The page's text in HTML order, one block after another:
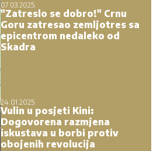
07.03.2025.
"Zatreslo se dobro!" Crnu
Goru zatresao zemljotres sa
epicentrom nedaleko od
Skadra
24.01.2025.
Vulin u posjeti Kini:
Dogovorena razmjena
iskustava u borbi protiv
obojenih revolucija